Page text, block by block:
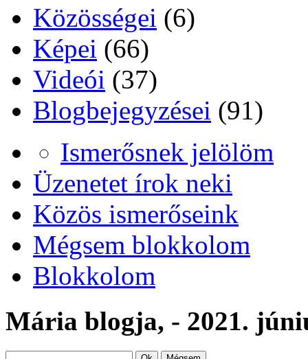
Közösségei (6)
Képei (66)
Videói (37)
Blogbejegyzései (91)
Ismerősnek jelölöm
Üzenetet írok neki
Közös ismerőseink
Mégsem blokkolom
Blokkolom
Mária blogja, - 2021.